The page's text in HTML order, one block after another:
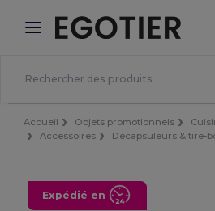
× Appli Egotier
Meilleurs prix sur l’app !
Accueil Objets promotionnels
Accessoires
Décapsuleurs & tire-
Expédié en